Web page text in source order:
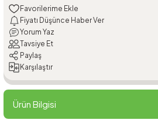
Fiyatı Düşünce Haber Ver
Yorum Yaz
Tavsiye Et
Paylaş
Karşılaştır
Ürün Bilgisi